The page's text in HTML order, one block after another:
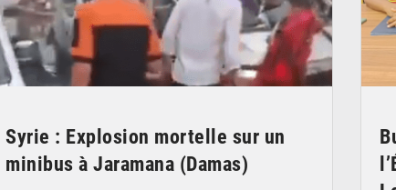
Syrie : Explosion mortelle sur un
minibus à Jaramana (Damas)